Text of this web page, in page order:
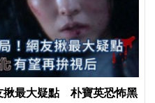
揪最大疑點 朴寶英恐怖黑